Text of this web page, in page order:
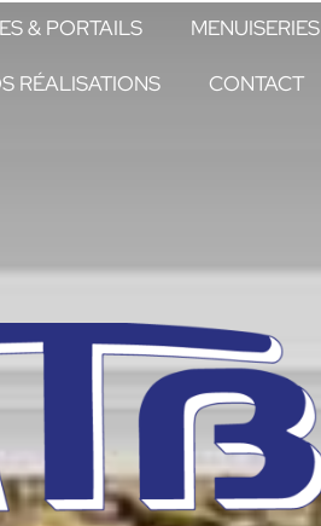
& PORTAILS MENUISERIES
RÉALISATIONS CONTACT